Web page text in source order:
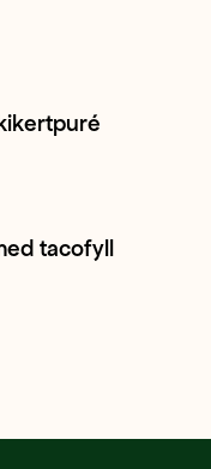
Pinjekjerner
Mango Avokado
tacofyll